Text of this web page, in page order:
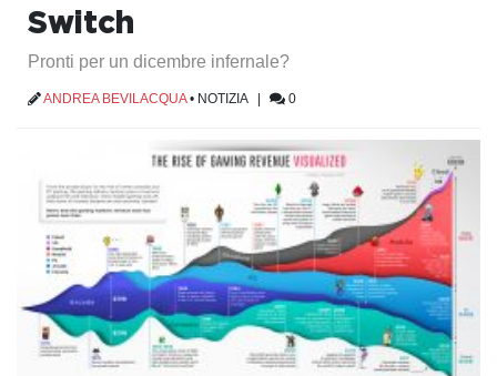
Switch
Pronti per un dicembre infernale?
ANDREA BEVILACQUA• NOTIZIA| 0